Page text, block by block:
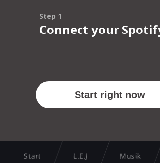
Start L.E.J Musik